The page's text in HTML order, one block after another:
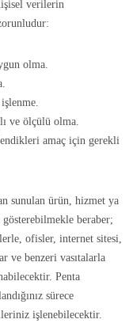
verilerin
olma.
ve ölçülü olma.
amaç için gerekli
sunulan ürün, hizmet ya
beraber;
ofisler, internet sitesi,
ve benzeri vasıtalarla
Penta
sürece
işlenebilecektir.